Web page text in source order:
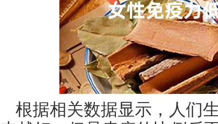
根据相关数据显示，人们